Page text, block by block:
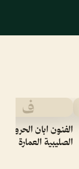
ف
الفنون ابان الحروب
الصليبية العمارة